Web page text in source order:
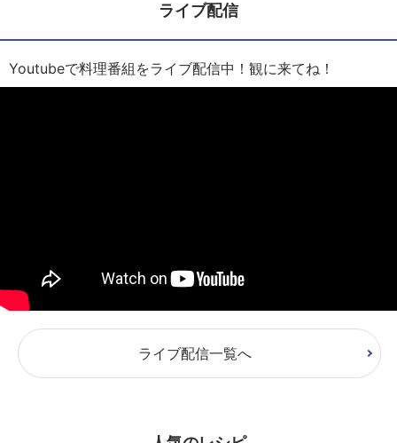
ライブ配信
Youtubeで料理番組をライブ配信中！観に来てね！
ライブ配信一覧へ